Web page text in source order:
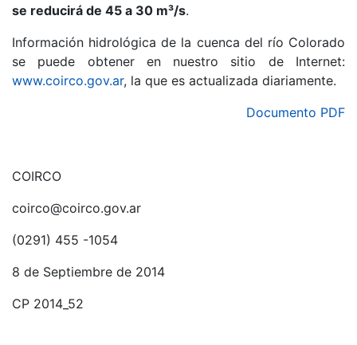
se reducirá de 45 a 30 m³/s.
Información hidrológica de la cuenca del río Colorado
se puede obtener en nuestro sitio de Internet:
www.coirco.gov.ar, la que es actualizada diariamente.
Documento PDF
COIRCO
coirco@coirco.gov.ar
(0291) 455 -1054
8 de Septiembre de 2014
CP 2014_52